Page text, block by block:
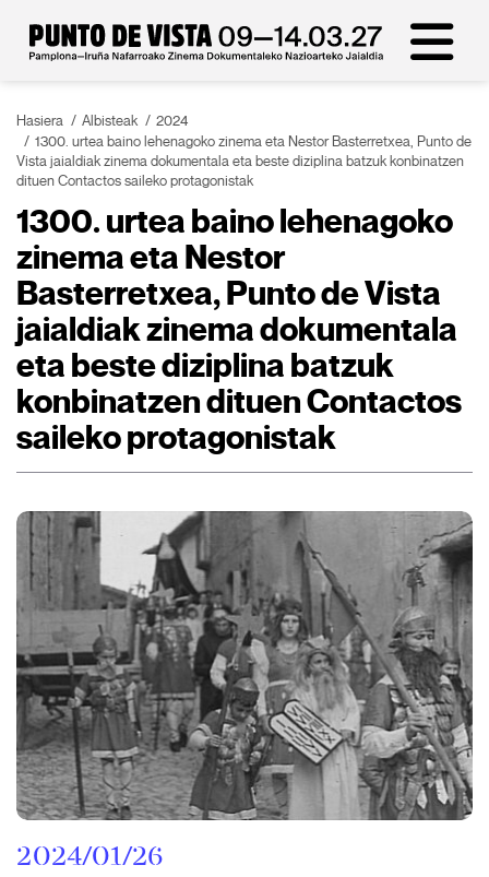
Hasiera Albisteak
2024
1300. urtea baino lehenagoko zinema eta Nestor Basterretxea, Punto de
Vista jaialdiak zinema dokumentala eta beste diziplina batzuk konbinatzen
dituen Contactos saileko protagonistak
1300. urtea baino lehenagoko
zinema eta Nestor
Basterretxea, Punto de Vista
jaialdiak zinema dokumentala
eta beste diziplina batzuk
konbinatzen dituen Contactos
saileko protagonistak
2024/01/26